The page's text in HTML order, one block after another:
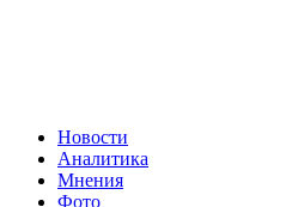
Новости
Аналитика
Мнения
Фото